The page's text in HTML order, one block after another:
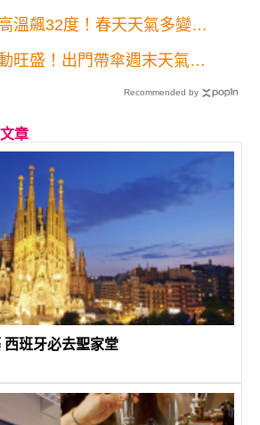
溫飆32度！春天天氣多變化
旺盛！出門帶傘週末天氣變
Recommended by
章
西班牙必去聖家堂